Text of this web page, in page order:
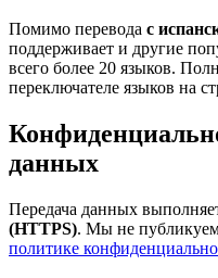
Помимо перевода с
поддерживает и другие
всего более 20 языков.
переключателе языков на
данных
Передача данных
(HTTPS). Мы не
политике